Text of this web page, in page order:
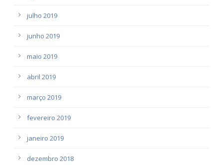
julho 2019
junho 2019
maio 2019
abril 2019
março 2019
fevereiro 2019
janeiro 2019
dezembro 2018